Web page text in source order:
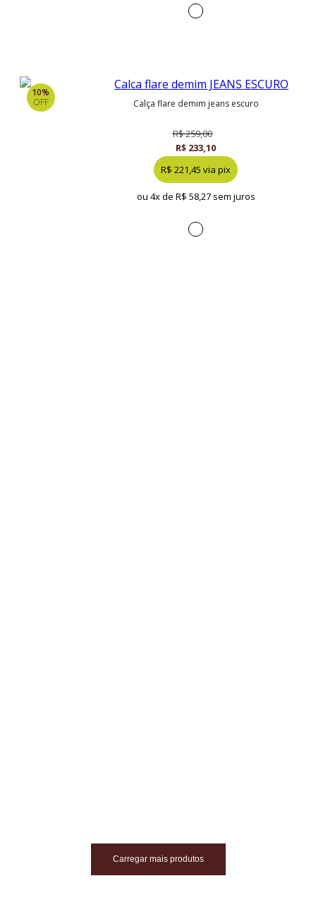
10%
OFF
calça flare demim jeans escuro
R$ 259,00
R$ 233,10
R$ 221,45 via pix
ou 4x de R$ 58,27 sem juros
Carregar mais produtos